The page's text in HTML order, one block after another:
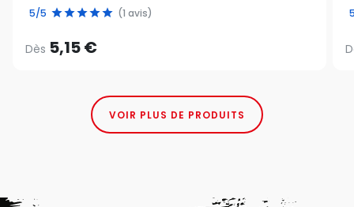
5/5 (1 avis)
Dès 5,15 €
VOIR PLUS DE PRODUITS